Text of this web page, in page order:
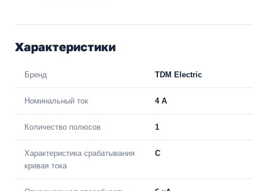
Характеристики
Бренд TDM Electric
Номинальный ток 4 A
Количество полюсов 1
Характеристика срабатывания
кривая тока
C